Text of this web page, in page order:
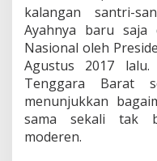
kalangan santri-
Ayahnya baru saja
Nasional oleh
Agustus 2017 lalu.
Tenggara Barat
menunjukkan
sama sekali tak
moderen.